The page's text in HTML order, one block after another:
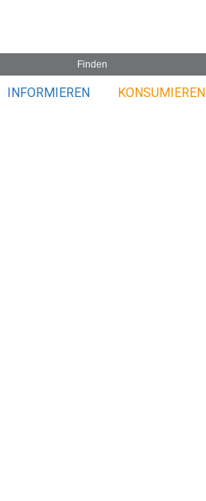
INFORMIEREN KONSUMIEREN